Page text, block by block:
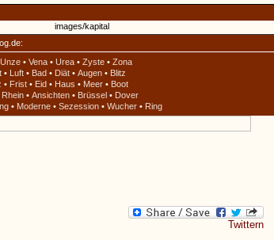
Unze • Vena • Urea • Zyste • Zona
• Luft • Bad • Diät • Augen • Blitz
• Frist • Eid • Haus • Meer • Boot
Rhein • Ansichten • Brüssel • Dover
• Moderne • Sezession • Wucher • Ring
Twittern